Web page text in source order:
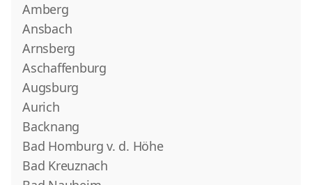
Amberg
Ansbach
Arnsberg
Aschaffenburg
Augsburg
Aurich
Backnang
Bad Homburg v. d. Höhe
Bad Kreuznach